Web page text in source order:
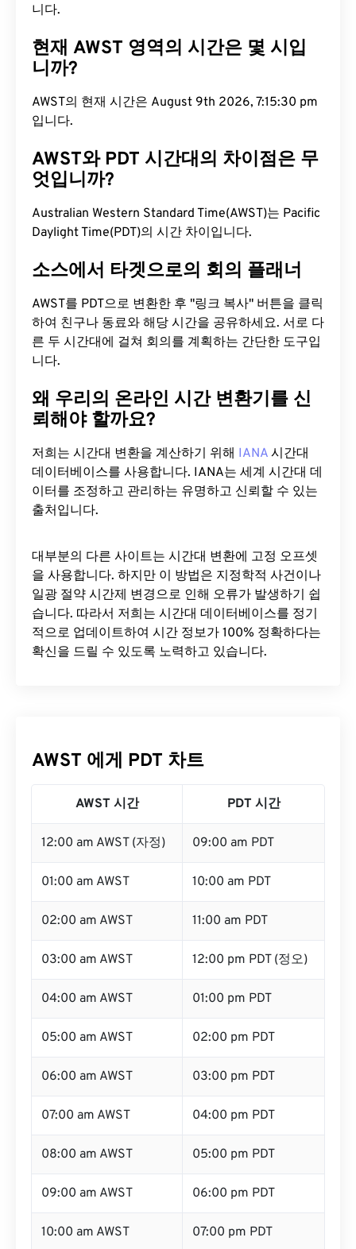
니다.
현재 AWST 영역의 시간은 몇 시입
니까?
AWST의 현재 시간은 August 9th 2026, 7:15:31 pm
입니다.
AWST와 PDT 시간대의 차이점은 무
엇입니까?
Australian Western Standard Time(AWST)는 Pacific
Daylight Time(PDT)의 시간 차이입니다.
소스에서 타겟으로의 회의 플래너
AWST를 PDT으로 변환한 후 "링크 복사" 버튼을 클릭
하여 친구나 동료와 해당 시간을 공유하세요. 서로 다
른 두 시간대에 걸쳐 회의를 계획하는 간단한 도구입
니다.
왜 우리의 온라인 시간 변환기를 신
뢰해야 할까요?
저희는 시간대 변환을 계산하기 위해 IANA 시간대
데이터베이스를 사용합니다. IANA는 세계 시간대 데
이터를 조정하고 관리하는 유명하고 신뢰할 수 있는
출처입니다.
대부분의 다른 사이트는 시간대 변환에 ​​고정 오프셋
을 사용합니다. 하지만 이 방법은 지정학적 사건이나
일광 절약 시간제 변경으로 인해 오류가 발생하기 쉽
습니다. 따라서 저희는 시간대 데이터베이스를 정기
적으로 업데이트하여 시간 정보가 100% 정확하다는
확신을 드릴 수 있도록 노력하고 있습니다.
AWST 에게 PDT 차트
AWST 시간 PDT 시간
12:00 am AWST (자정) 09:00 am PDT
01:00 am AWST 10:00 am PDT
02:00 am AWST 11:00 am PDT
03:00 am AWST 12:00 pm PDT (정오)
04:00 am AWST 01:00 pm PDT
05:00 am AWST 02:00 pm PDT
06:00 am AWST 03:00 pm PDT
07:00 am AWST 04:00 pm PDT
08:00 am AWST 05:00 pm PDT
09:00 am AWST 06:00 pm PDT
10:00 am AWST 07:00 pm PDT